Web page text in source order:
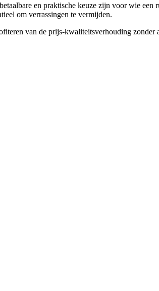
en praktische keuze zijn voor wie
om verrassingen te vermijden.
van de prijs-kwaliteitsverhouding zonder